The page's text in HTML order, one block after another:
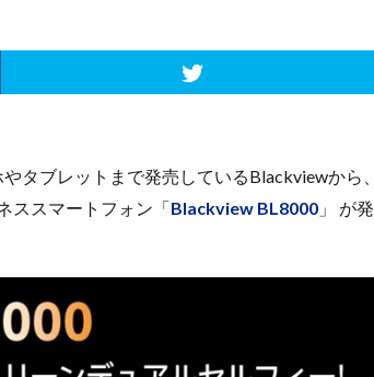
タブレットまで発売しているBlackviewから、
ススマートフォン「Blackview BL8000 」 が発